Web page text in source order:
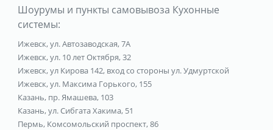
Шоурумы и пункты самовывоза Кухонные
системы:
Ижевск, ул. Автозаводская, 7А
Ижевск, ул. 10 лет Октября, 32
Ижевск, ул Кирова 142, вход со стороны ул. Удмуртской
Ижевск, ул. Максима Горького, 155
Казань, пр. Ямашева, 103
Казань, ул. Сибгата Хакима, 51
Пермь, Комсомольский проспект, 86